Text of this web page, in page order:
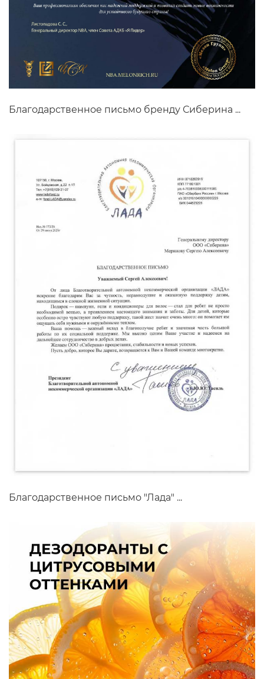
Благодарственное письмо бренду Сиберина ...
Благодарственное письмо "Лада" ...